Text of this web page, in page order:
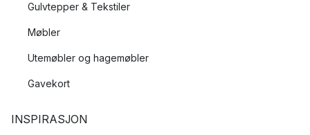
Gulvtepper & Tekstiler
Møbler
Utemøbler og hagemøbler
Gavekort
INSPIRASJON